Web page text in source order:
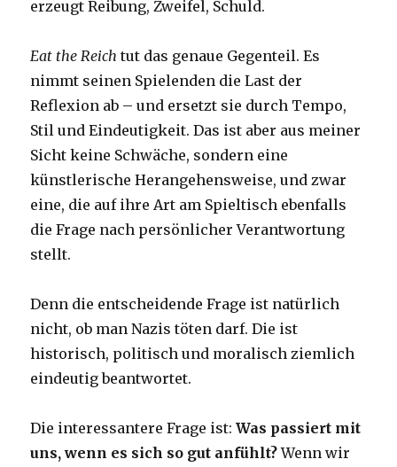
erzeugt Reibung, Zweifel, Schuld.
Eat the Reich tut das genaue Gegenteil. Es
nimmt seinen Spielenden die Last der
Reflexion ab – und ersetzt sie durch Tempo,
Stil und Eindeutigkeit. Das ist aber aus meiner
Sicht keine Schwäche, sondern eine
künstlerische Herangehensweise, und zwar
eine, die auf ihre Art am Spieltisch ebenfalls
die Frage nach persönlicher Verantwortung
stellt.
Denn die entscheidende Frage ist natürlich
nicht, ob man Nazis töten darf. Die ist
historisch, politisch und moralisch ziemlich
eindeutig beantwortet.
Die interessantere Frage ist:Was passiert mit
uns, wenn es sich so gut anfühlt?Wenn wir